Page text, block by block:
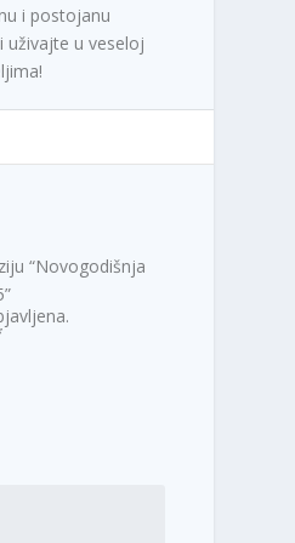
i postojanu
uživajte u veseloj
“Novogodišnja